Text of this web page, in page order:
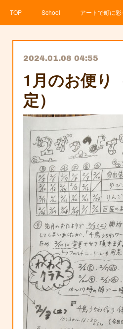
TOP School アートで町に
2024.01.08 04:55
1月のお便り
定）